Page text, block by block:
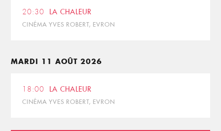
20:30 LA CHALEUR
CINÉMA YVES ROBERT, EVRON
MARDI 11 AOÛT 2026
18:00 LA CHALEUR
CINÉMA YVES ROBERT, EVRON